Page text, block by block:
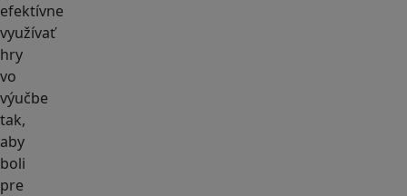
efektívne
využívať
hry
vo
výučbe
tak,
aby
boli
pre